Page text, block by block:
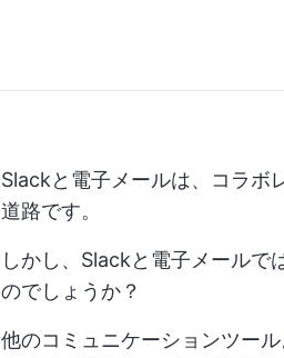
Slackと電子メールは、コラボ
道路です。
しかし、Slackと電子メールで
のでしょうか？
他のコミュニケーションツー